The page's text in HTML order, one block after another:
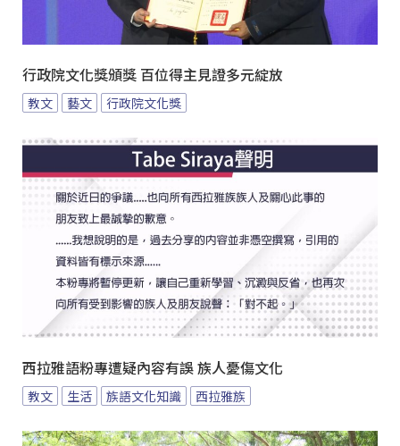
行政院文化獎頒獎 百位得主見證多元綻放
教文 藝文 行政院文化獎
西拉雅語粉專遭疑內容有誤 族人憂傷文化
教文 生活 族語文化知識 西拉雅族